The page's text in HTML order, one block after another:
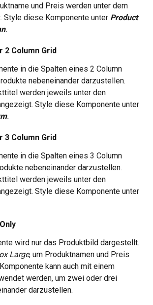
und Preis werden unter dem
Style diese Komponente unter Product
.
2 Column Grid
in die Spalten eines 2 Column
nebeneinander darzustellen.
werden jeweils unter den
Style diese Komponente unter
.
3 Column Grid
in die Spalten eines 3 Column
nebeneinander darzustellen.
werden jeweils unter den
Style diese Komponente unter
wird nur das Produktbild dargestellt.
Large, um Produktnamen und Preis
kann auch mit einem
werden, um zwei oder drei
darzustellen.